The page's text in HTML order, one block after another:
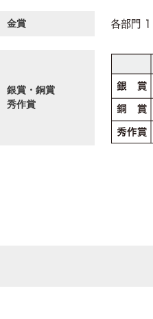
金賞
銀賞・銅賞
秀作賞